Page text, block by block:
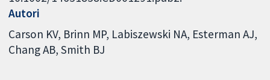
Autori
Carson KV Brinn MP Labiszewski NA Esterman AJ
Chang AB Smith BJ